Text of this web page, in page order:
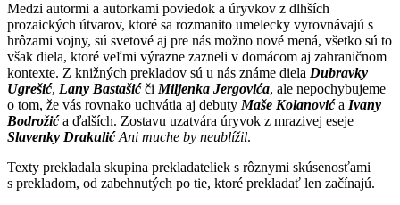
Medzi autormi a autorkami poviedok a úryvkov z dlhších
prozaických útvarov, ktoré sa rozmanito umelecky vyrovnávajú s
hrôzami vojny, sú svetové aj pre nás možno nové mená, všetko sú to
však diela, ktoré veľmi výrazne zazneli v domácom aj zahraničnom
kontexte. Z knižných prekladov sú u nás známe diela Dubravky
Ugrešić, Lany Bastašić či Miljenka Jergovića, ale nepochybujeme
o tom, že vás rovnako uchvátia aj debuty Maše Kolanović a Ivany
Bodrožić a ďalších. Zostavu uzatvára úryvok z mrazivej eseje
Slavenky Drakulić Ani muche by neublížil.
Texty prekladala skupina prekladateliek s rôznymi skúsenosťami
s prekladom, od zabehnutých po tie, ktoré prekladať len začínajú.